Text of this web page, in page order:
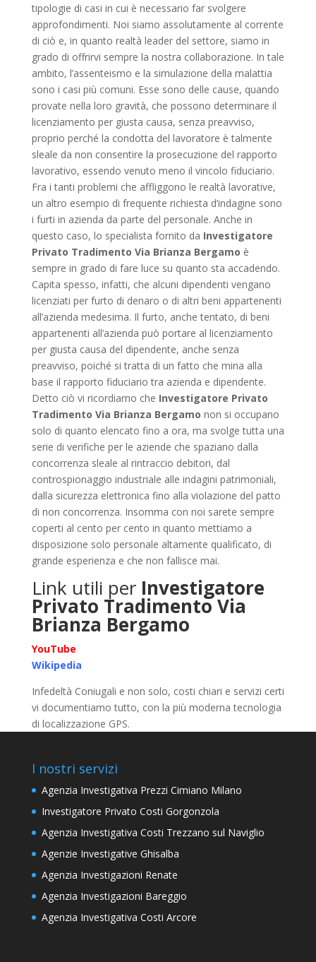
tipologie di casi in cui è necessario far svolgere
approfondimenti. Noi siamo assolutamente al corrente
di ciò e, in quanto realtà leader del settore, siamo in
grado di offrirvi sempre la nostra collaborazione. In tale
ambito, l’assenteismo e la simulazione della malattia
sono i casi più comuni. Esse sono delle cause, quando
provate nella loro gravità, che possono determinare il
licenziamento per giusta causa, senza preavviso,
proprio perché la condotta del lavoratore è talmente
sleale da non consentire la prosecuzione del rapporto
lavorativo, essendo venuto meno il vincolo fiduciario.
Fra i tanti problemi che affliggono le realtà lavorative,
un altro esempio di frequente richiesta d’indagine sono
i furti in azienda da parte del personale. Anche in
questo caso, lo specialista fornito da Investigatore
Privato Tradimento Via Brianza Bergamo è
sempre in grado di fare luce su quanto sta accadendo.
Capita spesso, infatti, che alcuni dipendenti vengano
licenziati per furto di denaro o di altri beni appartenenti
all’azienda medesima. Il furto, anche tentato, di beni
appartenenti all’azienda può portare al licenziamento
per giusta causa del dipendente, anche senza
preavviso, poiché si tratta di un fatto che mina alla
base il rapporto fiduciario tra azienda e dipendente.
Detto ciò vi ricordiamo che Investigatore Privato
Tradimento Via Brianza Bergamo non si occupano
solo di quanto elencato fino a ora, ma svolge tutta una
serie di verifiche per le aziende che spaziano dalla
concorrenza sleale al rintraccio debitori, dal
controspionaggio industriale alle indagini patrimoniali,
dalla sicurezza elettronica fino alla violazione del patto
di non concorrenza. Insomma con noi sarete sempre
coperti al cento per cento in quanto mettiamo a
disposizione solo personale altamente qualificato, di
grande esperienza e che non fallisce mai.
Link utili per Investigatore
Privato Tradimento Via
Brianza Bergamo
YouTube
Wikipedia
Infedeltà Coniugali e non solo, costi chiari e servizi certi
vi documentiamo tutto, con la più moderna tecnologia
di localizzazione GPS.
I nostri servizi
Agenzia Investigativa Prezzi Cimiano Milano
Investigatore Privato Costi Gorgonzola
Agenzia Investigativa Costi Trezzano sul Naviglio
Agenzie Investigative Ghisalba
Agenzia Investigazioni Renate
Agenzia Investigazioni Bareggio
Agenzia Investigativa Costi Arcore